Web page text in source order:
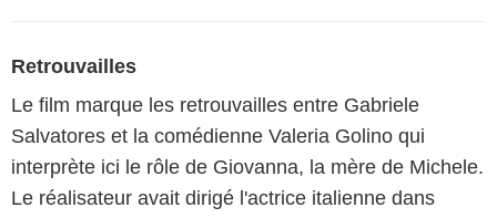
Retrouvailles
Le film marque les retrouvailles entre Gabriele
Salvatores et la comédienne Valeria Golino qui
interprète ici le rôle de Giovanna, la mère de Michele.
Le réalisateur avait dirigé l'actrice italienne dans